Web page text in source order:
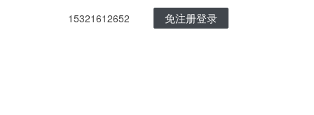
15321612652 免注册登录